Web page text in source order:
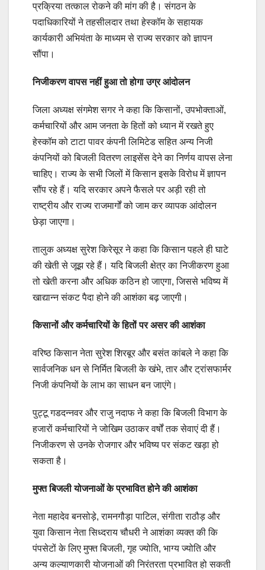
प्रक्रिया तत्काल रोकने की मांग की है। संगठन के
पदाधिकारियों ने तहसीलदार तथा हेस्कॉम के सहायक
कार्यकारी अभियंता के माध्यम से राज्य सरकार को ज्ञापन
सौंपा।
निजीकरण वापस नहीं हुआ तो होगा उग्र आंदोलन
जिला अध्यक्ष संगमेश सगर ने कहा कि किसानों, उपभोक्ताओं,
कर्मचारियों और आम जनता के हितों को ध्यान में रखते हुए
हेस्कॉम को टाटा पावर कंपनी लिमिटेड सहित अन्य निजी
कंपनियों को बिजली वितरण लाइसेंस देने का निर्णय वापस लेना
चाहिए। राज्य के सभी जिलों में किसान इसके विरोध में ज्ञापन
सौंप रहे हैं। यदि सरकार अपने फैसले पर अड़ी रही तो
राष्ट्रीय और राज्य राजमार्गों को जाम कर व्यापक आंदोलन
छेड़ा जाएगा।
तालुक अध्यक्ष सुरेश किरेसूर ने कहा कि किसान पहले ही घाटे
की खेती से जूझ रहे हैं। यदि बिजली क्षेत्र का निजीकरण हुआ
तो खेती करना और अधिक कठिन हो जाएगा, जिससे भविष्य में
खाद्यान्न संकट पैदा होने की आशंका बढ़ जाएगी।
किसानों और कर्मचारियों के हितों पर असर की आशंका
वरिष्ठ किसान नेता सुरेश शिरबूर और बसंत कांबले ने कहा कि
सार्वजनिक धन से निर्मित बिजली के खंभे, तार और ट्रांसफार्मर
निजी कंपनियों के लाभ का साधन बन जाएंगे।
पुट्टू गडदन्नवर और राजु नदाफ ने कहा कि बिजली विभाग के
हजारों कर्मचारियों ने जोखिम उठाकर वर्षों तक सेवाएं दी हैं।
निजीकरण से उनके रोजगार और भविष्य पर संकट खड़ा हो
सकता है।
मुफ्त बिजली योजनाओं के प्रभावित होने की आशंका
नेता महादेव बनसोड़े, रामनगौड़ा पाटिल, संगीता राठौड़ और
युवा किसान नेता सिध्दराय चौधरी ने आशंका व्यक्त की कि
पंपसेटों के लिए मुफ्त बिजली, गृह ज्योति, भाग्य ज्योति और
अन्य कल्याणकारी योजनाओं की निरंतरता प्रभावित हो सकती